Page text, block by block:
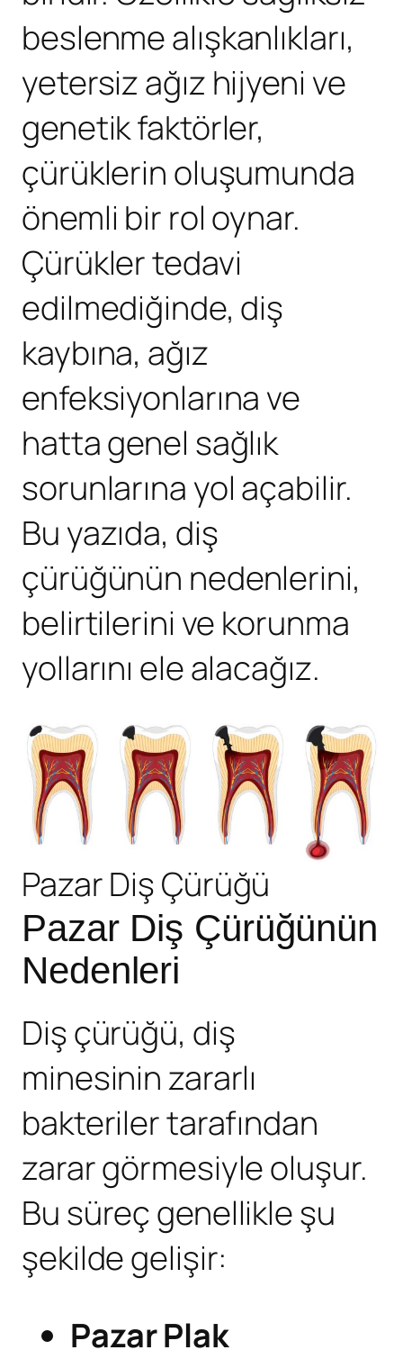
beslenme alışkanlıkları,
yetersiz ağız hijyeni ve
genetik faktörler,
çürüklerin oluşumunda
önemli bir rol oynar.
Çürükler tedavi
edilmediğinde, diş
kaybına, ağız
enfeksiyonlarına ve
hatta genel sağlık
sorunlarına yol açabilir.
Bu yazıda, diş
çürüğünün nedenlerini,
belirtilerini ve korunma
yollarını ele alacağız.
Pazar Diş Çürüğü
Pazar Diş Çürüğünün
Nedenleri
Diş çürüğü, diş
minesinin zararlı
bakteriler tarafından
zarar görmesiyle oluşur.
Bu süreç genellikle şu
şekilde gelişir:
PazarPlak